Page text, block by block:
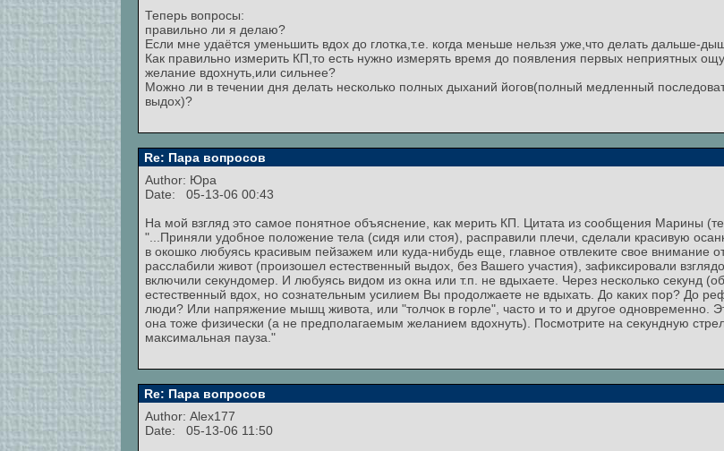
Теперь вопросы:
правильно ли я делаю?
Если мне удаётся уменьшить вдох до глотка,т.е. когда меньше нельзя уже,что делать дальше-
Как правильно измерить КП,то есть нужно измерять время до появления первых неприятных
желание вдохнуть,или сильнее?
Можно ли в течении дня делать несколько полных дыханий йогов(полный медленный
выдох)?
Re: Пара вопросов
Author: Юра
Date: 05-13-06 00:43
На мой взгляд это самое понятное объяснение, как мерить КП. Цитата из сообщения Марины
"...Приняли удобное положение тела (сидя или стоя), расправили плечи, сделали красивую
в окошко любуясь красивым пейзажем или куда-нибудь еще, главное отвлеките свое внимание
расслабили живот (произошел естественный выдох, без Вашего участия), зафиксировали
включили секундомер. И любуясь видом из окна или т.п. не вдыхаете. Через несколько секунд
естественный вдох, но сознательным усилием Вы продолжаете не вдыхать. До каких пор? До
люди? Или напряжение мышц живота, или "толчок в горле", часто и то и другое одновременно.
она тоже физически (а не предполагаемым желанием вдохнуть). Посмотрите на секундную
максимальная пауза."
Re: Пара вопросов
Author: Alex177
Date: 05-13-06 11:50